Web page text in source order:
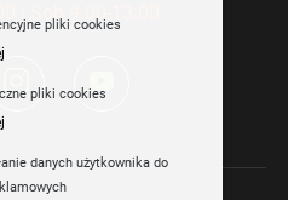
| Sob 9:00-13:00
pliki cookies
pliki cookies
danych użytkownika do